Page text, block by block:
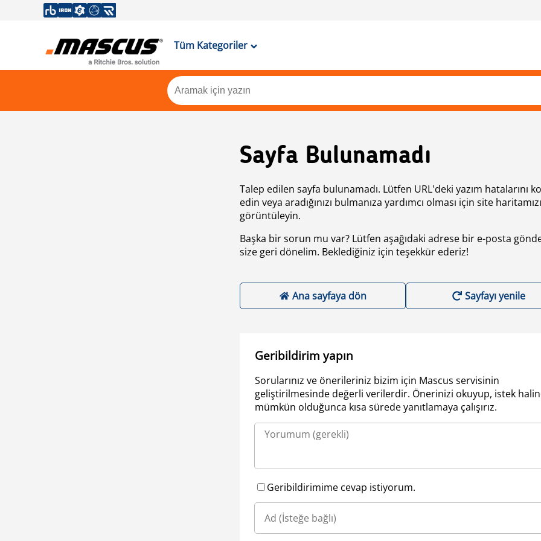
Tüm Kategoriler
Sayfa Bulunamadı
Talep edilen sayfa bulunamadı. Lütfen URL'deki yazım hatalarını
edin veya aradığınızı bulmanıza yardımcı olması için site haritamızı
görüntüleyin.
Başka bir sorun mu var? Lütfen aşağıdaki adrese bir e-posta
size geri dönelim. Beklediğiniz için teşekkür ederiz!
Ana sayfaya dön Sayfayı yenile
Geribildirim yapın
Sorularınız ve önerileriniz bizim için Mascus servisinin
geliştirilmesinde değerli verilerdir. Önerinizi okuyup, istek
mümkün olduğunca kısa sürede yanıtlamaya çalışırız.
Geribildirimime cevap istiyorum.